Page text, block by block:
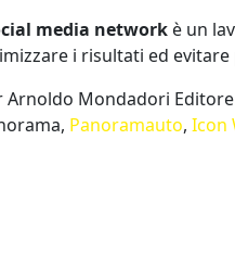
media network è un
i risultati ed
Arnoldo Mondadori
Panoramauto, Icon